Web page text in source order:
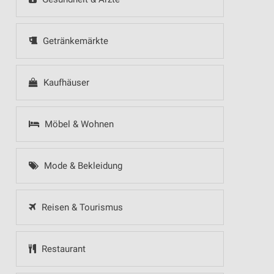
Getränkemärkte
Kaufhäuser
Möbel & Wohnen
Mode & Bekleidung
Reisen & Tourismus
Restaurant